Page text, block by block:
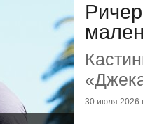
30 июля 2026